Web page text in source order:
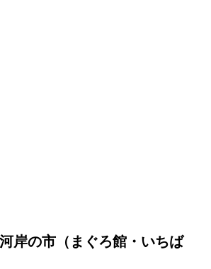
岸の市（まぐろ館・いちば